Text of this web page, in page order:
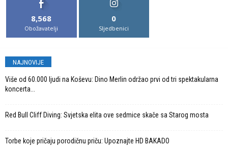
8,568
Obožavatelji
0
Sljedbenici
NAJNOVIJE
Više od 60.000 ljudi na Koševu: Dino Merlin održao prvi od tri spektakularna
koncerta...
Red Bull Cliff Diving: Svjetska elita ove sedmice skače sa Starog mosta
Torbe koje pričaju porodičnu priču: Upoznajte HD BAKADO